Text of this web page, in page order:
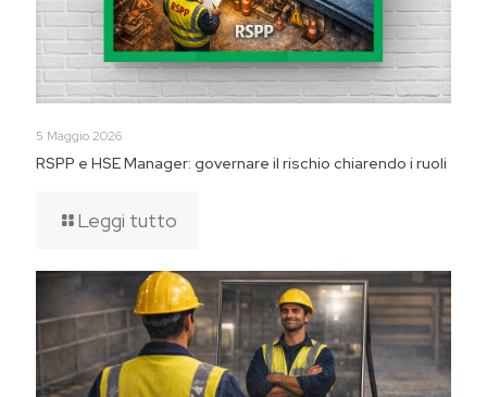
5 Maggio 2026
RSPP e HSE Manager: governare il rischio chiarendo i ruoli
Leggi tutto